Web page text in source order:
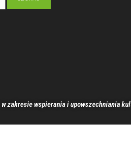
w zakresie wspierania i upowszechniania